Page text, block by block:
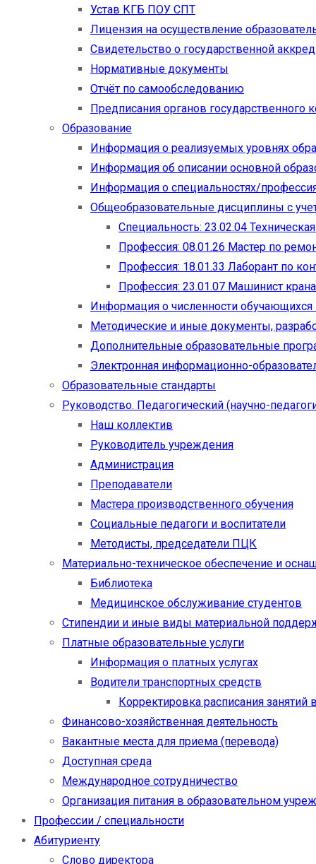
Устав КГБ ПОУ СПТ
Лицензия на осуществление
Свидетельство о государственной
Нормативные документы
Отчёт по самообследованию
Предписания органов государственного
Образование
Информация о реализуемых уровнях
Информация об описании основной
Информация о специальностях/
Общеобразовательные дисциплины с
Специальность: 23.02.04
Профессия: 08.01.26 Мастер по
Профессия: 18.01.33 Лаборант по
Профессия: 23.01.07 Машинист
Информация о численности
Методические и иные документы,
Дополнительные образовательные
Электронная информационно-
Образовательные стандарты
Руководство. Педагогический (научно-
Наш коллектив
Руководитель учреждения
Администрация
Преподаватели
Мастера производственного обучения
Социальные педагоги и воспитатели​
Методисты, председатели ПЦК
Материально-техническое обеспечение и
Библиотека
Медицинское обслуживание студентов
Стипендии и иные виды материальной
Платные образовательные услуги
Информация о платных услугах
Водители транспортных средств
Корректировка расписания занятий
Финансово-хозяйственная деятельность
Вакантные места для приема (перевода)
Доступная среда
Международное сотрудничество
Организация питания в образовательном
Профессии / специальности
Абитуриенту
Слово директора